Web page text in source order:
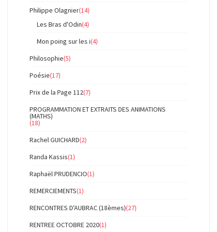
Philippe Olagnier(14)
Les Bras d'Odin(4)
Mon poing sur les i(4)
Philosophie(5)
Poésie(17)
Prix de la Page 112(7)
PROGRAMMATION ET EXTRAITS DES ANIMATIONS
(MATHS)
(18)
Rachel GUICHARD(2)
Randa Kassis(1)
Raphaël PRUDENCIO(1)
REMERCIEMENTS(1)
RENCONTRES D'AUBRAC (18èmes)(27)
RENTREE OCTOBRE 2020(1)